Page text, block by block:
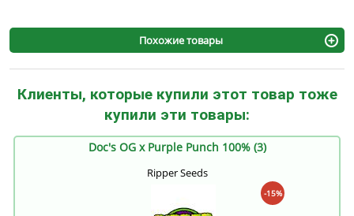
Похожие товары
Клиенты, которые купили этот товар тоже
купили эти товары:
Doc's OG x Purple Punch 100% (3)
Ripper Seeds
-15%